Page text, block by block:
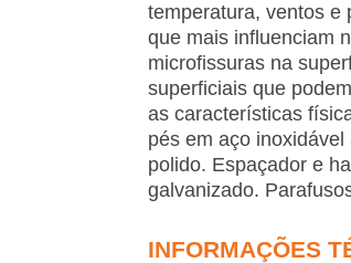
temperatura, ventos e
que mais influenciam
microfissuras na
superficiais que
as características
pés em aço
polido. Espaçador e
galvanizado.
INFORMAÇÕES